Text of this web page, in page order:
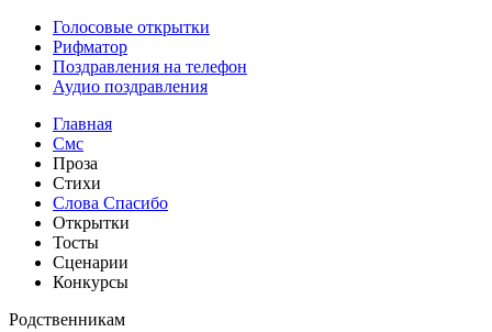
Голосовые открытки
Рифматор
Поздравления на телефон
Аудио поздравления
Главная
Смс
Проза
Стихи
Слова Спасибо
Открытки
Тосты
Сценарии
Конкурсы
Родственникам